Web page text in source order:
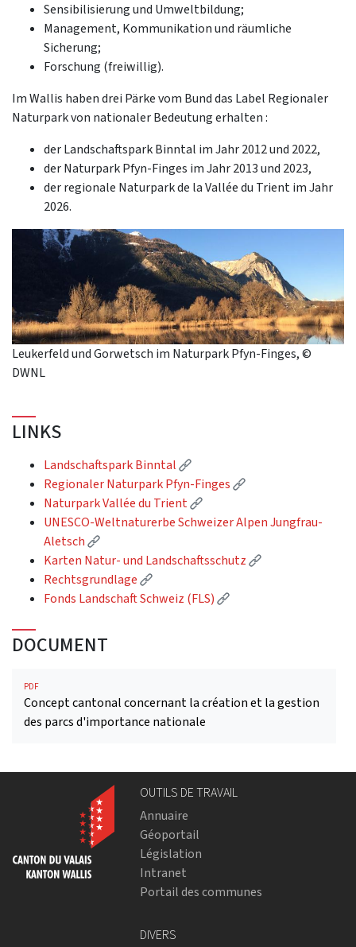
Sensibilisierung und Umweltbildung;
Management, Kommunikation und räumliche
Sicherung;
Forschung (freiwillig).
Im Wallis haben drei Pärke vom Bund das Label Regionaler
Naturpark von nationaler Bedeutung erhalten :
der Landschaftspark Binntal im Jahr 2012 und 2022,
der Naturpark Pfyn-Finges im Jahr 2013 und 2023,
der regionale Naturpark de la Vallée du Trient im Jahr
2026.
Leukerfeld und Gorwetsch im Naturpark Pfyn-Finges, ©
DWNL
LINKS
Landschaftspark Binntal
(External link)
Regionaler Naturpark Pfyn-Finges
(External link)
Naturpark Vallée du Trient
(External link)
UNESCO-Weltnaturerbe Schweizer Alpen Jungfrau-
Aletsch
(External link)
Karten Natur- und Landschaftsschutz
(External link)
Rechtsgrundlage
(External link)
Fonds Landschaft Schweiz (FLS)
(External link)
DOCUMENT
PDF
Concept cantonal concernant la création et la gestion
des parcs d'importance nationale
OUTILS DE TRAVAIL
Annuaire
Géoportail
Législation
Intranet
Portail des communes
DIVERS